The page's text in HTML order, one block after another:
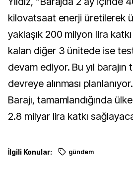
kilovatsaat enerji üretilerek
yaklaşık 200 milyon lira
kalan diğer 3 ünitede ise test
devam ediyor. Bu yıl barajın
devreye alınması
Barajı, tamamlandığında
2.8 milyar lira katkı
İlgili Konular: gündem